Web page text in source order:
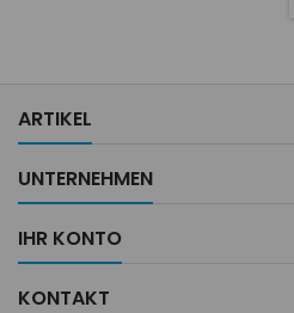
ARTIKEL
UNTERNEHMEN
IHR KONTO
KONTAKT